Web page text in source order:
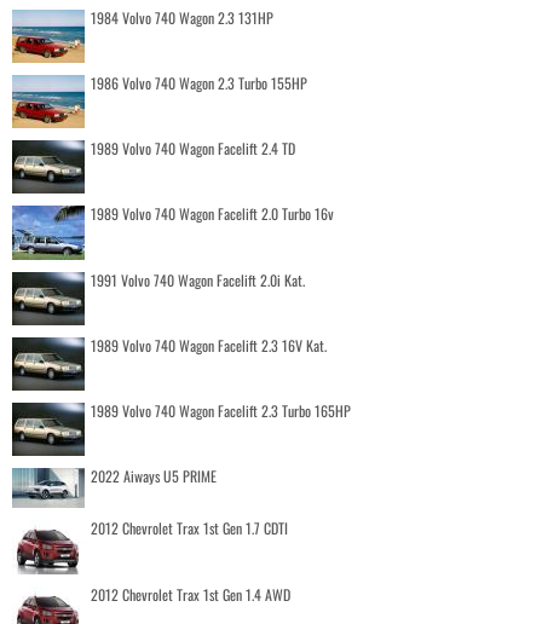
1984 Volvo 740 Wagon 2.3 131HP
1986 Volvo 740 Wagon 2.3 Turbo 155HP
1989 Volvo 740 Wagon Facelift 2.4 TD
1989 Volvo 740 Wagon Facelift 2.0 Turbo 16v
1991 Volvo 740 Wagon Facelift 2.0i Kat.
1989 Volvo 740 Wagon Facelift 2.3 16V Kat.
1989 Volvo 740 Wagon Facelift 2.3 Turbo 165HP
2022 Aiways U5 PRIME
2012 Chevrolet Trax 1st Gen 1.7 CDTI
2012 Chevrolet Trax 1st Gen 1.4 AWD